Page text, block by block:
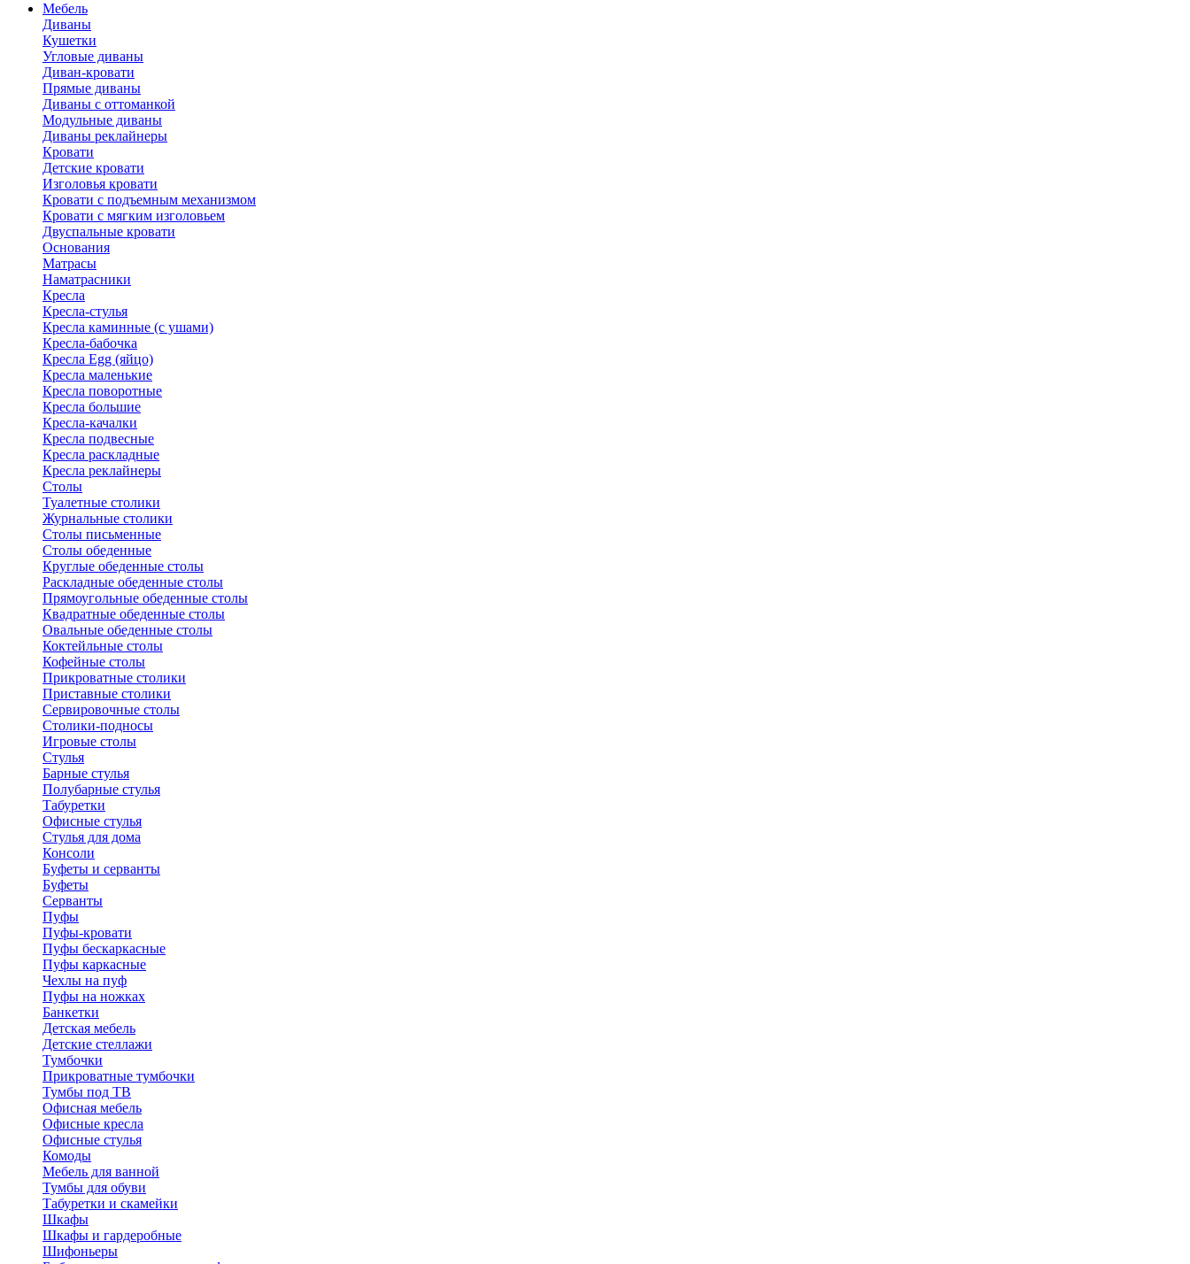
Мебель
Диваны
Кушетки
Угловые диваны
Диван-кровати
Прямые диваны
Диваны с оттоманкой
Модульные диваны
Диваны реклайнеры
Кровати
Детские кровати
Изголовья кровати
Кровати с подъемным механизмом
Кровати с мягким изголовьем
Двуспальные кровати
Основания
Матрасы
Наматрасники
Кресла
Кресла-стулья
Кресла каминные (с ушами)
Кресла-бабочка
Кресла Egg (яйцо)
Кресла маленькие
Кресла поворотные
Кресла большие
Кресла-качалки
Кресла подвесные
Кресла раскладные
Кресла реклайнеры
Столы
Туалетные столики
Журнальные столики
Столы письменные
Столы обеденные
Круглые обеденные столы
Раскладные обеденные столы
Прямоугольные обеденные столы
Квадратные обеденные столы
Овальные обеденные столы
Коктейльные столы
Кофейные столы
Прикроватные столики
Приставные столики
Сервировочные столы
Столики-подносы
Игровые столы
Стулья
Барные стулья
Полубарные стулья
Табуретки
Офисные стулья
Стулья для дома
Консоли
Буфеты и серванты
Буфеты
Серванты
Пуфы
Пуфы-кровати
Пуфы бескаркасные
Пуфы каркасные
Чехлы на пуф
Пуфы на ножках
Банкетки
Детская мебель
Детские стеллажи
Тумбочки
Прикроватные тумбочки
Тумбы под ТВ
Офисная мебель
Офисные кресла
Офисные стулья
Комоды
Мебель для ванной
Тумбы для обуви
Табуретки и скамейки
Шкафы
Шкафы и гардеробные
Шифоньеры